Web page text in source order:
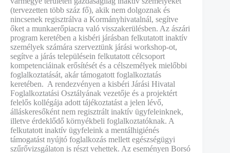
(tervezetten több száz fő), akik nem dolgoznak és
nincsenek regisztrálva a Kormányhivatalnál, segítve
őket a munkaerőpiacra való visszakerülésben. Az ászári
program keretében a kisbéri járásban felkutatott inaktív
személyek számára szerveztünk járási workshop-ot,
segítve a járás településein felkutatott célcsoport
kompetenciáinak erősítését és a célszemélyek mielőbbi
foglalkoztatását, akár támogatott foglalkoztatás
keretében. A rendezvényen a kisbéri Járási Hivatal
Foglalkoztatási Osztályának vezetője és a projektért
felelős kollégája adott tájékoztatást a jelen lévő,
álláskeresőként nem regisztrált inaktív ügyfeleinknek,
illetve érdeklődő környékbeli foglalkoztatóknak. A
felkutatott inaktív ügyfeleink a mentálhigiénés
támogatást nyújtó foglalkozás mellett egészségügyi
szűrővizsgálaton is részt vehettek. Az eseményen Borsó